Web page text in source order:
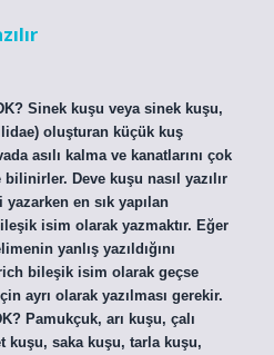
Sinek kuşu veya sinek kuşu,
oluşturan küçük kuş
asılı kalma ve kanatlarını çok
bilinirler. Deve kuşu nasıl yazılır
en sık yapılan
isim olarak yazmaktır. Eğer
yanlış yazıldığını
bileşik isim olarak geçse
ayrı olarak yazılması gerekir.
Pamukçuk, arı kuşu, çalı
kuşu, saka kuşu, tarla kuşu,